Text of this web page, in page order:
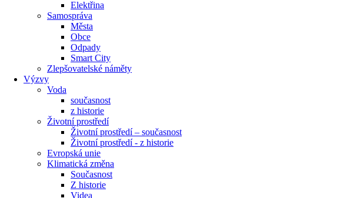
Elektřina
Samospráva
Města
Obce
Odpady
Smart City
Zlepšovatelské náměty
Výzvy
Voda
současnost
z historie
Životní prostředí
Životní prostředí – současnost
Životní prostředí ​- z historie
Evropská unie
Klimatická změna
Současnost
Z historie
Videa